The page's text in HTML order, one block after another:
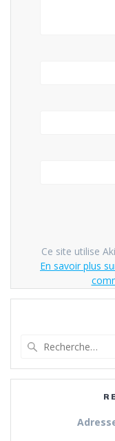
Ce site utilise
En savoir plus